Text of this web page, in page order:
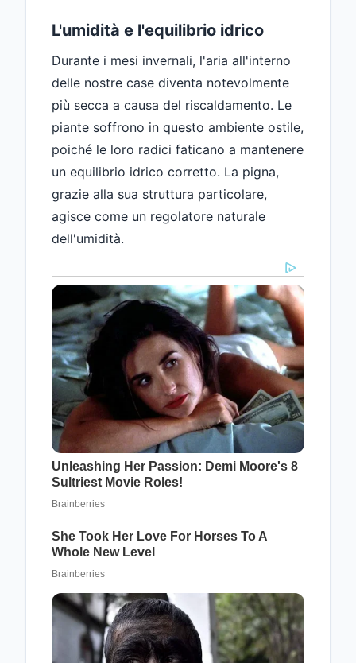
L'umidità e l'equilibrio idrico
Durante i mesi invernali, l'aria all'interno
delle nostre case diventa notevolmente
più secca a causa del riscaldamento. Le
piante soffrono in questo ambiente ostile,
poiché le loro radici faticano a mantenere
un equilibrio idrico corretto. La pigna,
grazie alla sua struttura particolare,
agisce come un regolatore naturale
dell'umidità.